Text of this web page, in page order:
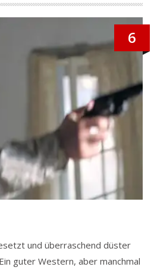
6
und überraschend düster
guter Western, aber manchmal